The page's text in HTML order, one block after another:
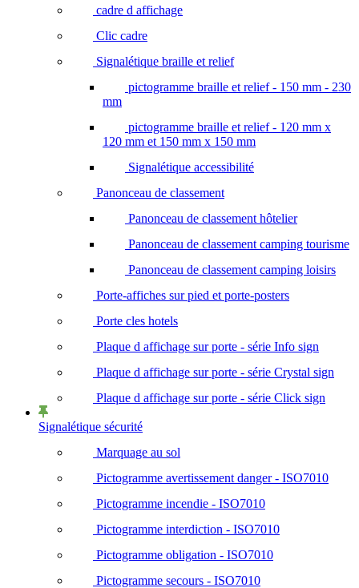
cadre d affichage
Clic cadre
Signalétique braille et relief
pictogramme braille et relief - 150 mm - 230
mm
pictogramme braille et relief - 120 mm x
120 mm et 150 mm x 150 mm
Signalétique accessibilité
Panonceau de classement
Panonceau de classement hôtelier
Panonceau de classement camping tourisme
Panonceau de classement camping loisirs
Porte-affiches sur pied et porte-posters
Porte cles hotels
Plaque d affichage sur porte - série Info sign
Plaque d affichage sur porte - série Crystal sign
Plaque d affichage sur porte - série Click sign
Signalétique sécurité
Marquage au sol
Pictogramme avertissement danger - ISO7010
Pictogramme incendie - ISO7010
Pictogramme interdiction - ISO7010
Pictogramme obligation - ISO7010
Pictogramme secours - ISO7010